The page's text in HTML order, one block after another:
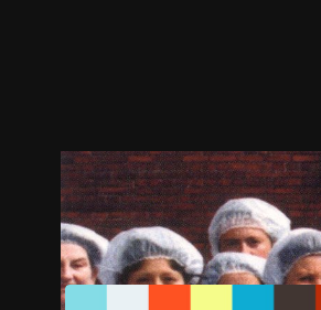
ตัวอย่าง ภาพนิ่ง เนื้อหาที่